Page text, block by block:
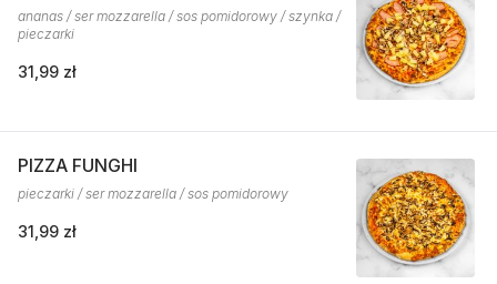
ananas / ser mozzarella / sos pomidorowy / szynka /
pieczarki
31,99 zł
PIZZA FUNGHI
pieczarki / ser mozzarella / sos pomidorowy
31,99 zł